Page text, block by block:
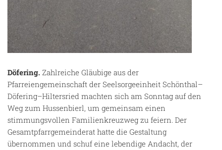
Döfering. Zahlreiche Gläubige aus der
Pfarreiengemeinschaft der Seelsorgeeinheit Schönthal–
Döfering–Hiltersried machten sich am Sonntag auf den
Weg zum Hussenbierl, um gemeinsam einen
stimmungsvollen Familienkreuzweg zu feiern. Der
Gesamtpfarrgemeinderat hatte die Gestaltung
übernommen und schuf eine lebendige Andacht, der